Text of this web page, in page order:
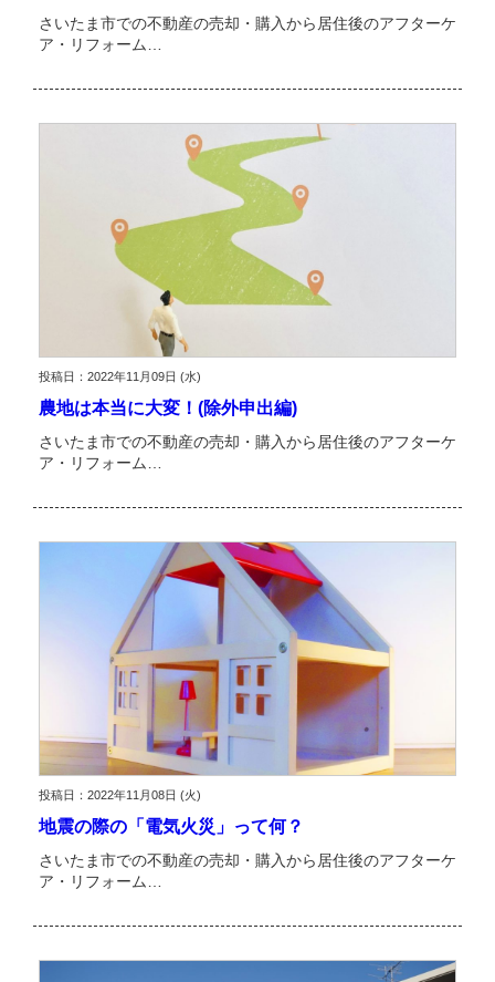
さいたま市での不動産の売却・購入から居住後のアフターケ
ア・リフォーム…
投稿日：2022年11月09日 (水)
農地は本当に大変！(除外申出編)
さいたま市での不動産の売却・購入から居住後のアフターケ
ア・リフォーム…
投稿日：2022年11月08日 (火)
地震の際の「電気火災」って何？
さいたま市での不動産の売却・購入から居住後のアフターケ
ア・リフォーム…